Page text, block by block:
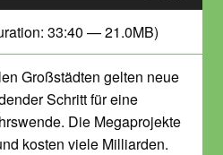
33:40 — 21.0MB)
Großstädten gelten neue
Schritt für eine
Die Megaprojekte
kosten viele Milliarden.